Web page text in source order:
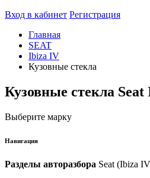
Вход в кабинет Регистрация
Главная
SEAT
Ibiza IV
Кузовные стекла
Кузовные стекла
Выберите марку
Навигация
Разделы авторазбора Seat (Ibiza